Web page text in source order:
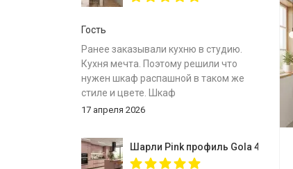
Гость
Ранее заказывали кухню в студию.
Кухня мечта. Поэтому решили что
нужен шкаф распашной в таком же
стиле и цвете. Шкаф
собрали,инструкция
срок.Спасибо за вместительный
шкаф.
17 апреля 2026
Шарли Pink профиль Gola 4000